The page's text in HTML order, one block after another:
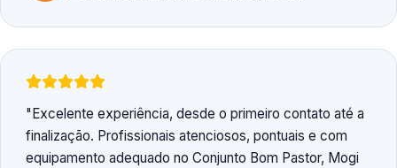
Excelente experiência, desde o primeiro contato até a
finalização. Profissionais atenciosos, pontuais e com
equipamento adequado no Conjunto Bom Pastor, Mogi